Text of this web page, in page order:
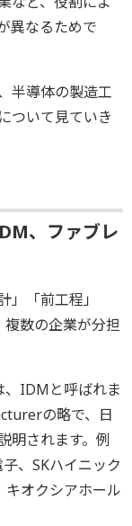
異なるためで
半導体の製造工
ついて見ていき
、ファブレ
「前工程」
複数の企業が分担
、IDMと呼ばれま
の略で、日
明されます。例
、SKハイニック
キオクシアホール